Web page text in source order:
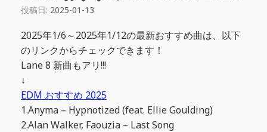
投稿日: 2025-01-13
2025年1/6～2025年1/12の最新おすすめ曲は、以下
のリンクからチェックできます！
Lane 8 新曲もアリ!!!
↓
EDM おすすめ 2025
1.Anyma – Hypnotized (feat. Ellie Goulding)
2.Alan Walker, Faouzia – Last Song